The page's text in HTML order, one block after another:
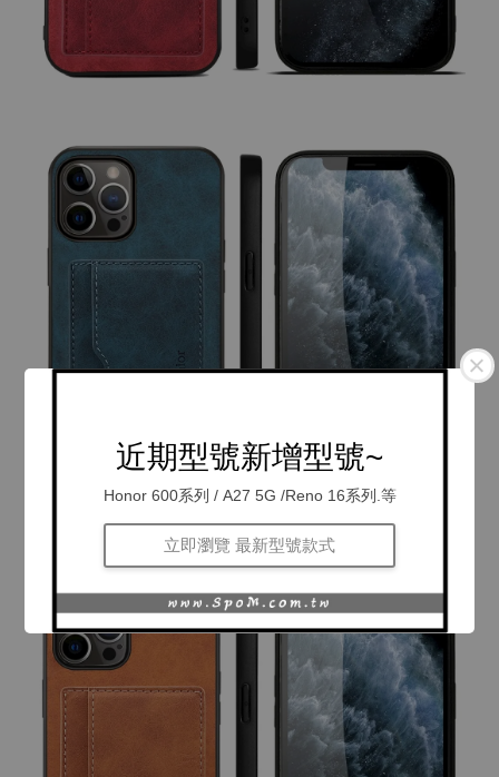
近期型號新增型號~
Honor 600系列 / A27 5G /Reno 16系列.等
立即瀏覽 最新型號款式